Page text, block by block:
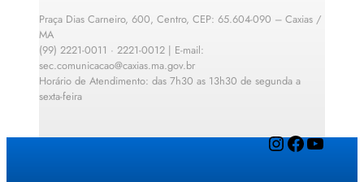
Praça Dias Carneiro, 600, Centro, CEP: 65.604-090 – Caxias /
MA
(99) 2221-0011 · 2221-0012 | E-mail:
sec.comunicacao@caxias.ma.gov.br
Horário de Atendimento: das 7h30 as 13h30 de segunda a
sexta-feira
InstagramFacebook YouTube